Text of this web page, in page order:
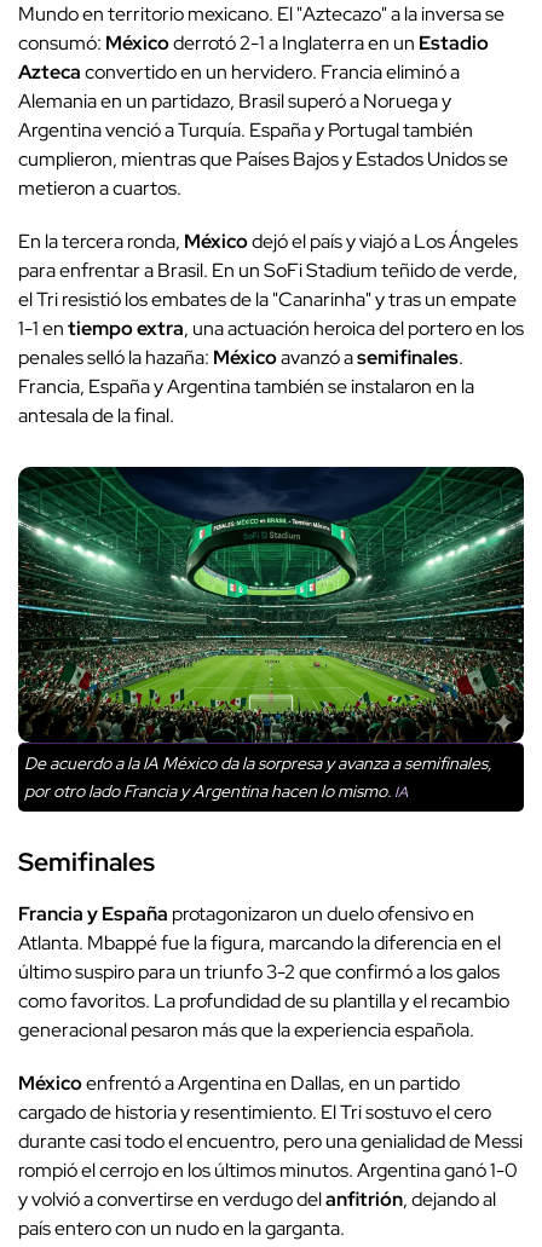
Mundo en territorio mexicano. El "Aztecazo" a la inversa se
consumó: Méxicoderrotó 2-1 a Inglaterra en un Estadio
Aztecaconvertido en un hervidero. Francia eliminó a
Alemania en un partidazo, Brasil superó a Noruega y
Argentina venció a Turquía. España y Portugal también
cumplieron, mientras que Países Bajos y Estados Unidos se
metieron a cuartos.
En la tercera ronda, Méxicodejó el país y viajó a Los Ángeles
para enfrentar a Brasil. En un SoFi Stadium teñido de verde,
el Tri resistió los embates de la "Canarinha" y tras un empate
1-1 entiempo extra, una actuación heroica del portero en los
penales selló la hazaña: Méxicoavanzó asemifinales.
Francia, España y Argentina también se instalaron en la
antesala de la final.
De acuerdo a la IA México da la sorpresa y avanza a semifinales,
por otro lado Francia y Argentina hacen lo mismo. IA
Semifinales
Francia y España protagonizaron un duelo ofensivo en
Atlanta. Mbappé fue la figura, marcando la diferencia en el
último suspiro para un triunfo 3-2 que confirmó a los galos
como favoritos. La profundidad de su plantilla y el recambio
generacional pesaron más que la experiencia española.
Méxicoenfrentó a Argentina en Dallas, en un partido
cargado de historia y resentimiento. El Tri sostuvo el cero
durante casi todo el encuentro, pero una genialidad de Messi
rompió el cerrojo en los últimos minutos. Argentina ganó 1-0
y volvió a convertirse en verdugo delanfitrión, dejando al
país entero con un nudo en la garganta.